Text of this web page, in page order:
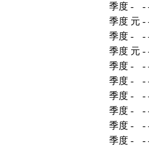
季度 - -
季度 元 -
季度 - -
季度 元 -
季度 - -
季度 - -
季度 - -
季度 - -
季度 - -
季度 - -